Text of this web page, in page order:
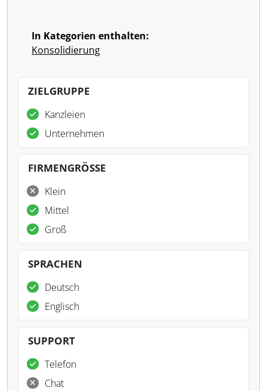
In Kategorien enthalten:
Konsolidierung
ZIELGRUPPE
Kanzleien
Unternehmen
FIRMENGRÖSSE
Klein
Mittel
Groß
SPRACHEN
Deutsch
Englisch
SUPPORT
Telefon
Chat